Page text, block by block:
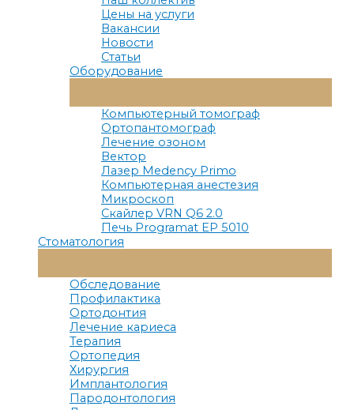
Цены на услуги
Вакансии
Новости
Статьи
Оборудование
Меню
Компьютерный томограф
Ортопантомограф
Лечение озоном
Вектор
Лазер Medency Primo
Компьютерная анестезия
Микроскоп
Скайлер VRN Q6 2.0
Печь Programat EP 5010
Стоматология
Меню
Обследование
Профилактика
Ортодонтия
Лечение кариеса
Терапия
Ортопедия
Хирургия
Имплантология
Пародонтология